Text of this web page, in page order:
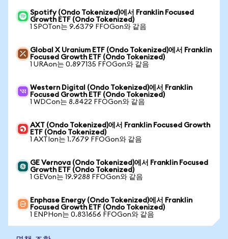
Spotify (Ondo Tokenized)에서 Franklin Focused
Growth ETF (Ondo Tokenized)
1 SPOTon는 9.6379 FFOGon와 같음
Global X Uranium ETF (Ondo Tokenized)에서 Franklin
Focused Growth ETF (Ondo Tokenized)
1 URAon는 0.897135 FFOGon와 같음
Western Digital (Ondo Tokenized)에서 Franklin
Focused Growth ETF (Ondo Tokenized)
1 WDCon는 8.8422 FFOGon와 같음
AXT (Ondo Tokenized)에서 Franklin Focused Growth
ETF (Ondo Tokenized)
1 AXTIon는 1.7679 FFOGon와 같음
GE Vernova (Ondo Tokenized)에서 Franklin Focused
Growth ETF (Ondo Tokenized)
1 GEVon는 19.9288 FFOGon와 같음
Enphase Energy (Ondo Tokenized)에서 Franklin
Focused Growth ETF (Ondo Tokenized)
1 ENPHon는 0.831656 FFOGon와 같음